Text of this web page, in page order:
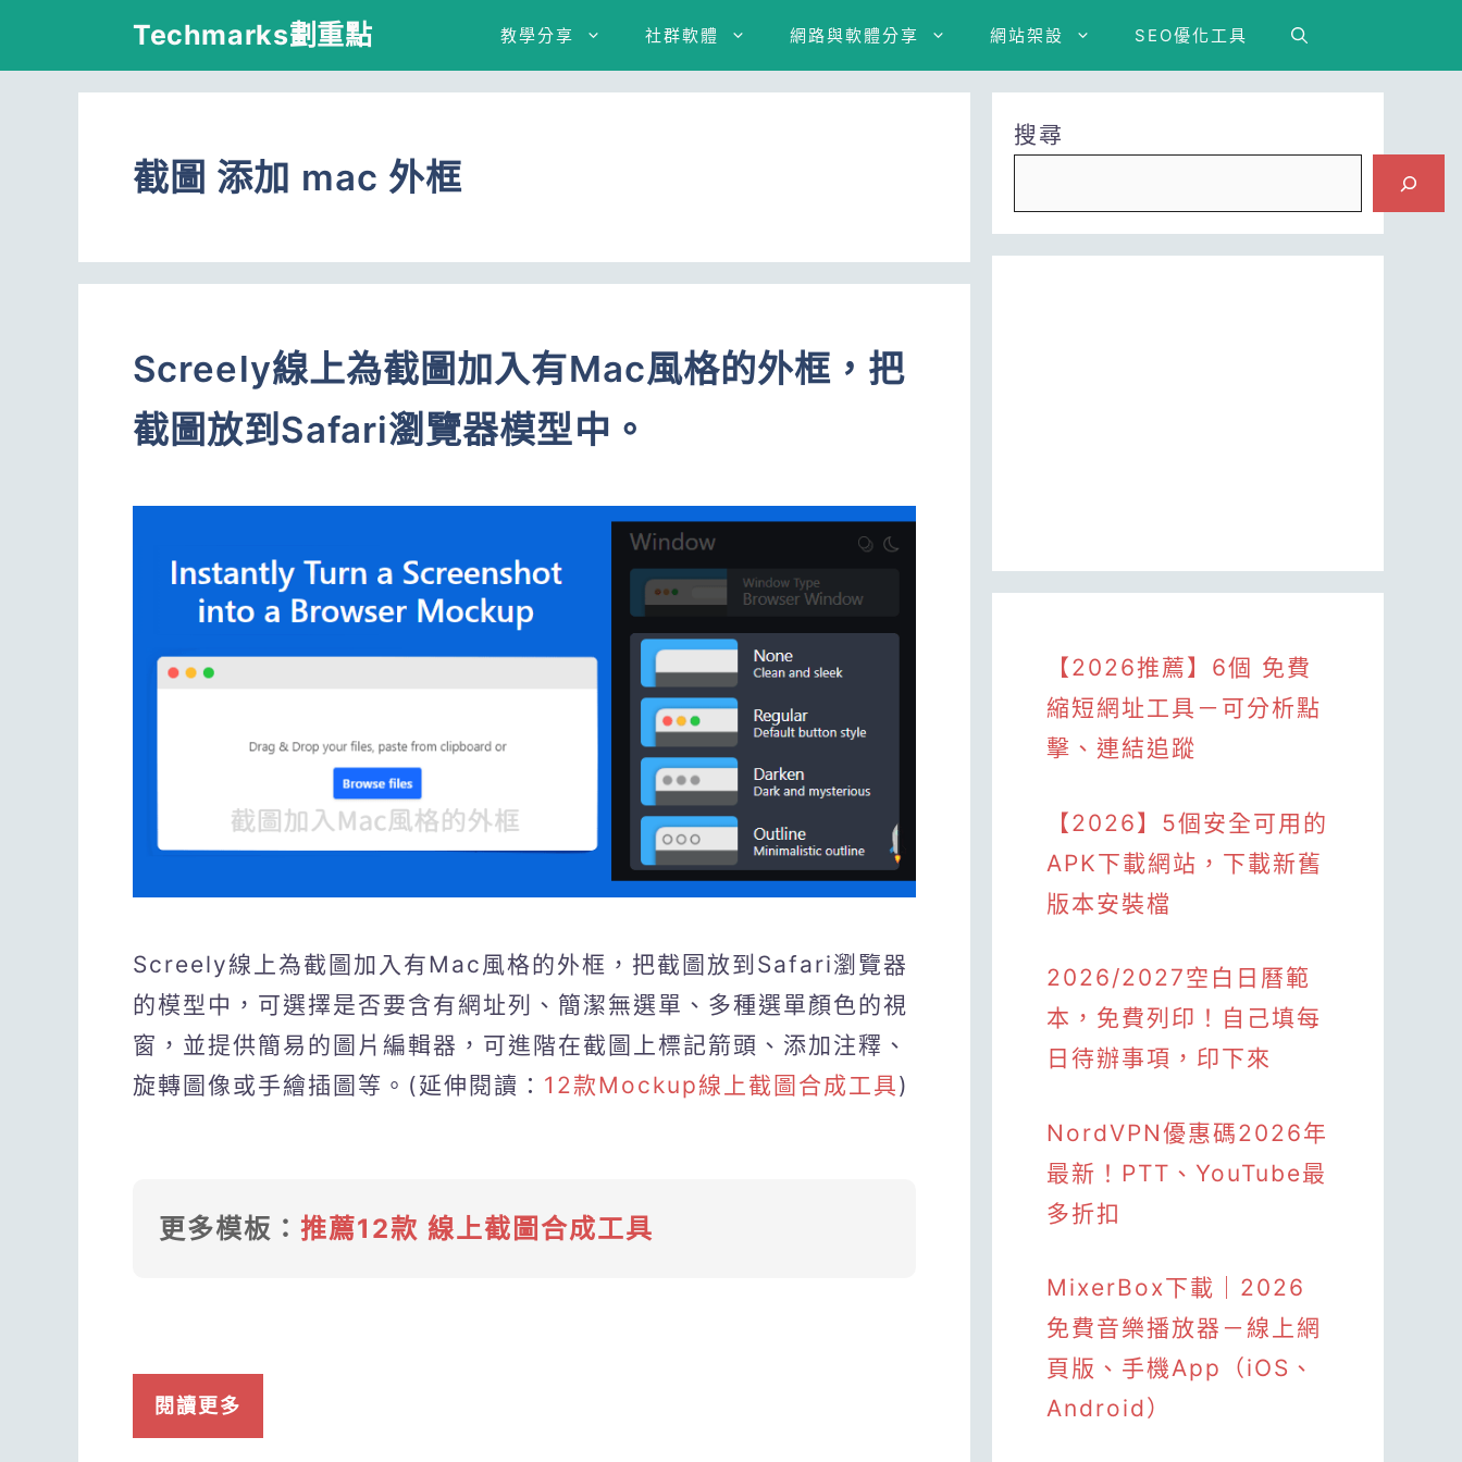
Techmarks劃重點 教學分享 社群軟體 網路與軟體分享 網站架設 SEO優化工具
截圖 添加 mac 外框
Screely線上為截圖加入有Mac風格的外框，把
截圖放到Safari瀏覽器模型中。
Screely線上為截圖加入有Mac風格的外框，把截圖放到Safari瀏覽器
的模型中，可選擇是否要含有網址列、簡潔無選單、多種選單顏色的視
窗，並提供簡易的圖片編輯器，可進階在截圖上標記箭頭、添加注釋、
旋轉圖像或手繪插圖等。(延伸閱讀： 12款Mockup線上截圖合成工具)
更多模板： 推薦12款 線上截圖合成工具
閱讀更多
搜尋
【2026推薦】6個 免費
縮短網址工具－可分析點
擊、連結追蹤
【2026】5個安全可用的
APK下載網站，下載新舊
版本安裝檔
2026/2027空白日曆範
本，免費列印！自己填每
日待辦事項，印下來
NordVPN優惠碼2026年
最新！PTT、YouTube最
多折扣
MixerBox下載｜2026
免費音樂播放器－線上網
頁版、手機App（iOS、
Android）